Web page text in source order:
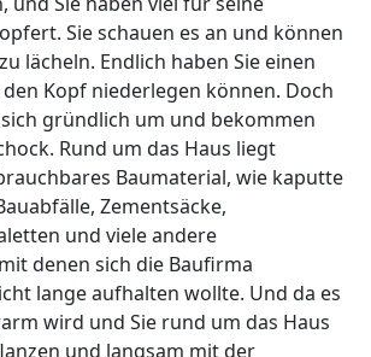
Sie schauen es an und können
lächeln. Endlich haben Sie einen
Kopf niederlegen können. Doch
gründlich um und bekommen
Rund um das Haus liegt
Baumaterial, wie kaputte
Zementsäcke,
und viele andere
denen sich die Baufirma
lange aufhalten wollte. Und da es
wird und Sie rund um das Haus
und langsam mit der